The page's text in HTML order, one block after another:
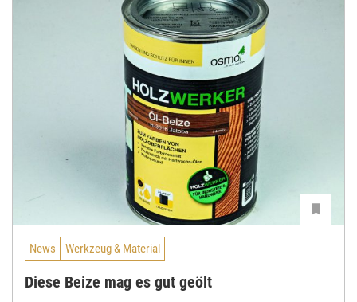
News Werkzeug & Material
Diese Beize mag es gut geölt